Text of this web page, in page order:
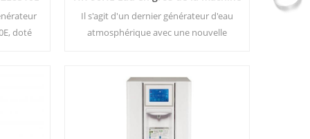
doté
et un
l'eau
vous en
à air
Il s'agit d'un dernier générateur d'eau
atmosphérique avec une nouvelle
générateur d'eau atmosphérique
résidentiel 90HK. Principaux avantages :
eau potable pure ; Eau froide et chaude;
Aucune installation ; Aucun déchet